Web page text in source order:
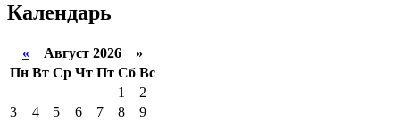
Календарь
« Август 2026 »
Пн Вт Ср Чт Пт Сб Вс
1
2
3
4 5 6 7 8
9